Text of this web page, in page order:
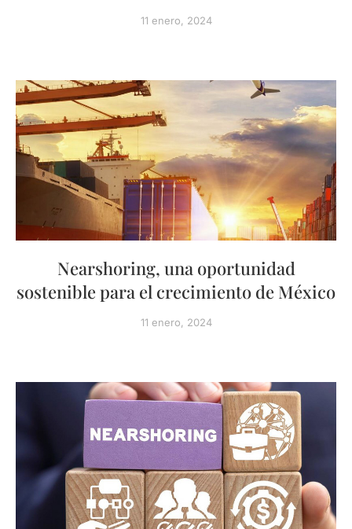
11 enero, 2024
Nearshoring, una oportunidad
sostenible para el crecimiento de México
11 enero, 2024